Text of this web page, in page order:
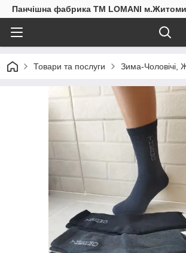
Панчішна фабрика ТМ LOMANI
Товари та послуги Зима-Чоловічі,